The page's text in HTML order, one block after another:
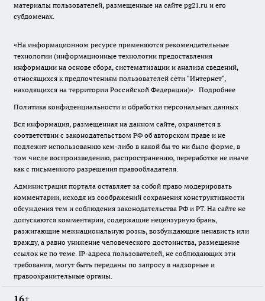
материалы пользователей, размещенные на сайте pg21.ru и его
субдоменах.
«На информационном ресурсе применяются рекомендательные
технологии (информационные технологии предоставления
информации на основе сбора, систематизации и анализа сведений,
относящихся к предпочтениям пользователей сети "Интернет",
находящихся на территории Российской Федерации)». Подробнее
Политика конфиденциальности и обработки персональных данных
Вся информация, размещенная на данном сайте, охраняется в
соответствии с законодательством РФ об авторском праве и не
подлежит использованию кем-либо в какой бы то ни было форме, в
том числе воспроизведению, распространению, переработке не иначе
как с письменного разрешения правообладателя.
Администрация портала оставляет за собой право модерировать
комментарии, исходя из соображений сохранения конструктивности
обсуждения тем и соблюдения законодательства РФ и РТ. На сайте не
допускаются комментарии, содержащие нецензурную брань,
разжигающие межнациональную рознь, возбуждающие ненависть или
вражду, а равно унижение человеческого достоинства, размещение
ссылок не по теме. IP-адреса пользователей, не соблюдающих эти
требования, могут быть переданы по запросу в надзорные и
правоохранительные органы.
16+